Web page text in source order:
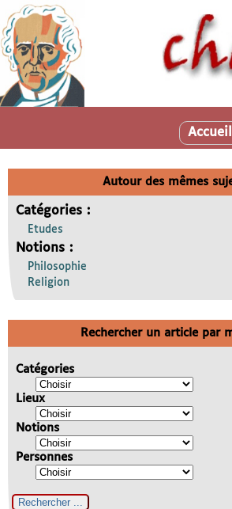
Accueil
Autour des mêmes
Catégories :
Etudes
Notions :
Philosophie
Religion
Rechercher un article par
Catégories
Lieux
Notions
Personnes